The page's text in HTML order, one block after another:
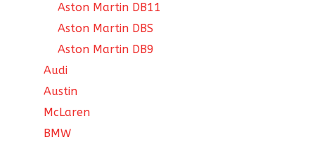
Aston Martin DB11
Aston Martin DBS
Aston Martin DB9
Audi
Austin
McLaren
BMW